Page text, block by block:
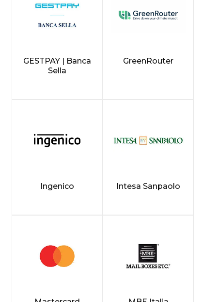
GESTPAY | Banca
Sella
GreenRouter
Ingenico Intesa Sanpaolo